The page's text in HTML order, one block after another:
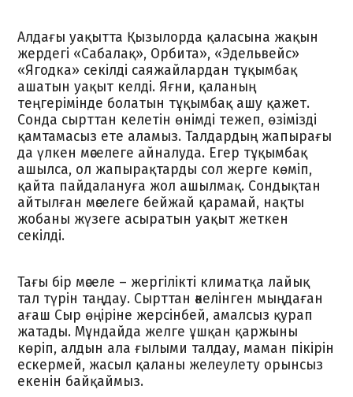
Алдағы уақытта Қызылорда қаласына жақын
жердегі «Сабалақ», Орбита», «Эдельвейс»
«Ягодка» секілді саяжайлардан тұқымбақ
ашатын уақыт келді. Яғни, қаланың
теңгерімінде болатын тұқымбақ ашу қажет.
Сонда сырттан келетін өнімді тежеп, өзімізді
қамтамасыз ете аламыз. Талдардың жапырағы
да үлкен мәселеге айналуда. Егер тұқымбақ
ашылса, ол жапырақтарды сол жерге көміп,
қайта пайдалануға жол ашылмақ. Сондықтан
айтылған мәселеге бейжай қарамай, нақты
жобаны жүзеге асыратын уақыт жеткен
секілді.
Тағы бір мәселе – жергілікті климатқа лайық
тал түрін таңдау. Сырттан әкелінген мыңдаған
ағаш Сыр өңіріне жерсінбей, амалсыз қурап
жатады. Мұндайда желге ұшқан қаржыны
көріп, алдын ала ғылыми талдау, маман пікірін
ескермей, жасыл қаланы желеулету орынсыз
екенін байқаймыз.